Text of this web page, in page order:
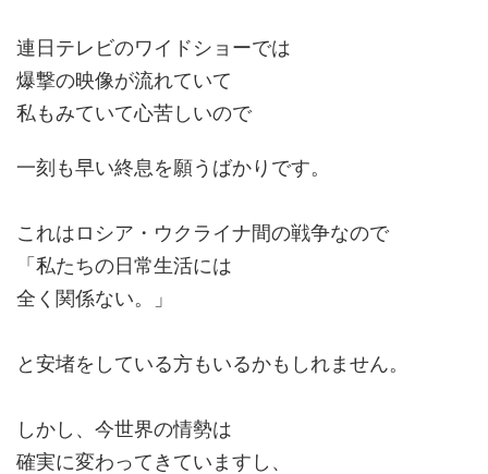
連日テレビのワイドショーでは
爆撃の映像が流れていて
私もみていて心苦しいので
一刻も早い終息を願うばかりです。
これはロシア・ウクライナ間の戦争なので
「私たちの日常生活には
全く関係ない。」
と安堵をしている方もいるかもしれません。
しかし、今世界の情勢は
確実に変わってきていますし、